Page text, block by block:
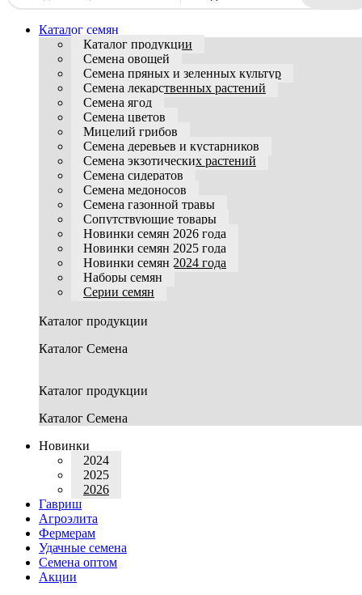
Каталог семян
Каталог продукции
Семена овощей
Семена пряных и зеленных культур
Семена лекарственных растений
Семена ягод
Семена цветов
Мицелий грибов
Семена деревьев и кустарников
Семена экзотических растений
Семена сидератов
Семена медоносов
Семена газонной травы
Сопутствующие товары
Новинки семян 2026 года
Новинки семян 2025 года
Новинки семян 2024 года
Наборы семян
Серии семян
Каталог продукции
Каталог Семена
Каталог продукции
Каталог Семена
Новинки
2024
2025
2026
Гавриш
Агроэлита
Фермерам
Удачные семена
Семена оптом
Акции